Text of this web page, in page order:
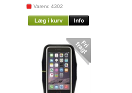
Varenr. 4302